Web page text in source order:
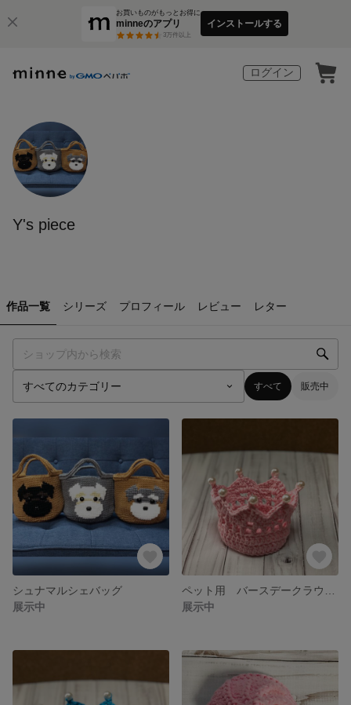
お買いものがもっとお得に
minneのアプリ
3万件以上
インストールする
ログイン
Y's piece
作品一覧 シリーズ プロフィール レビュー レター
すべて 販売中
シュナマルシェバッグ
展示中
展示中